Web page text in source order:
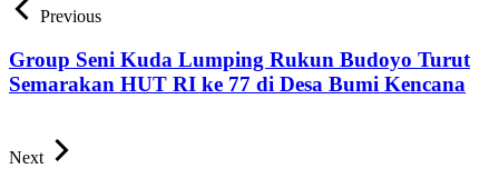
Previous
Group Seni Kuda Lumping Rukun Budoyo Turut
Semarakan HUT RI ke 77 di Desa Bumi Kencana
Next